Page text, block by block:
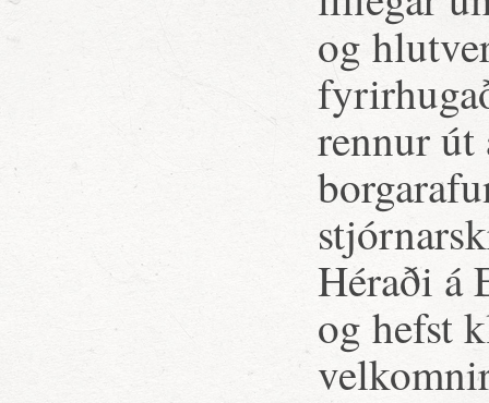
og
rennur út
Héraði á
og hefst